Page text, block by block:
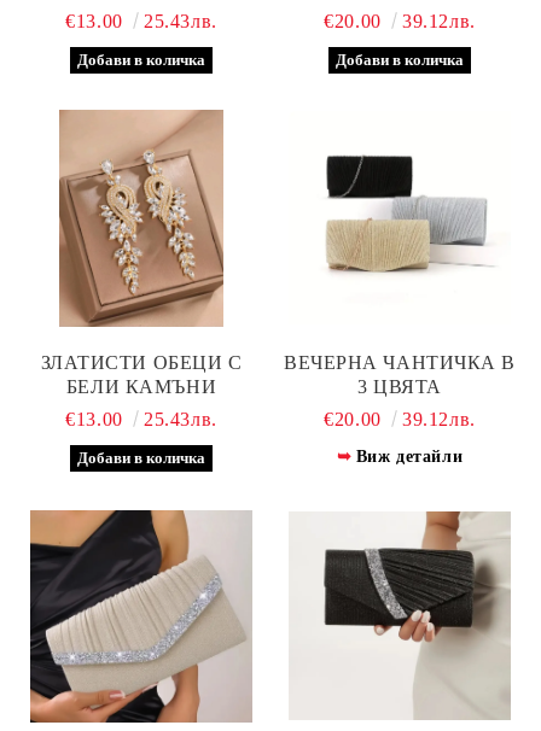
€13.00
25.43лв.
€20.00
39.12лв.
ЗЛАТИСТИ ОБЕЦИ С
БЕЛИ КАМЪНИ
€13.00
25.43лв.
ВЕЧЕРНА ЧАНТИЧКА В
3 ЦВЯТА
€20.00
39.12лв.
Виж детайли